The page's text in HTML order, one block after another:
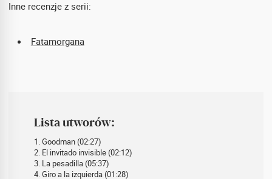
Inne recenzje z serii:
Fatamorgana
Lista utworów:
1. Goodman (02:27)
2. El invitado invisible (02:12)
3. La pesadilla (05:37)
4. Giro a la izquierda (01:28)